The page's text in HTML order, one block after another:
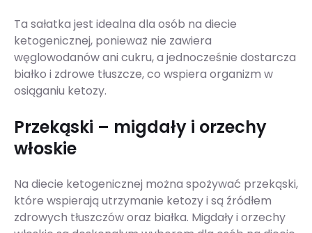
Ta sałatka jest idealna dla osób na diecie
ketogenicznej, ponieważ nie zawiera
węglowodanów ani cukru, a jednocześnie dostarcza
białko i zdrowe tłuszcze, co wspiera organizm w
osiąganiu ketozy.
Przekąski – migdały i orzechy
włoskie
Na diecie ketogenicznej można spożywać przekąski,
które wspierają utrzymanie ketozy i są źródłem
zdrowych tłuszczów oraz białka. Migdały i orzechy